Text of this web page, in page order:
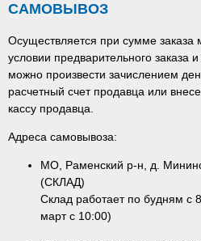
САМОВЫВОЗ
Осуществляется при сумме заказа
условии предварительного заказа
можно произвести зачислением
расчетный счет продавца или
кассу продавца.
Адреса самовывоза:
МО, Раменский р-н, д.
(СКЛАД)
Склад работает по будням с
март с 10:00)